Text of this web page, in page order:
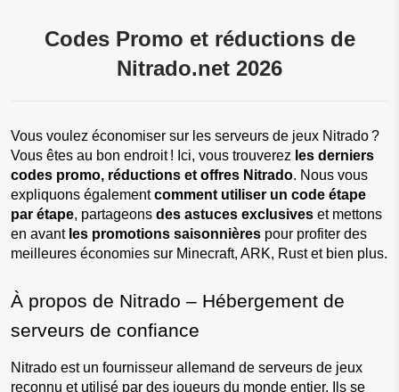
Codes Promo et réductions de
Nitrado.net 2026
Vous voulez économiser sur les serveurs de jeux Nitrado ?
Vous êtes au bon endroit ! Ici, vous trouverez les derniers
codes promo, réductions et offres Nitrado. Nous vous
expliquons également comment utiliser un code étape
par étape, partageons des astuces exclusives et mettons
en avant les promotions saisonnières pour profiter des
meilleures économies sur Minecraft, ARK, Rust et bien plus.
À propos de Nitrado – Hébergement de
serveurs de confiance
Nitrado est un fournisseur allemand de serveurs de jeux
reconnu et utilisé par des joueurs du monde entier. Ils se